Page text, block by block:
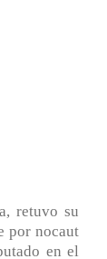
retuvo su
por nocaut
en el